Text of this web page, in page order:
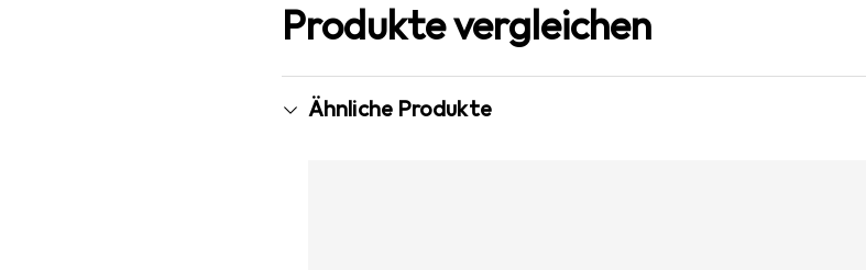
Produkte vergleichen
Ähnliche Produkte